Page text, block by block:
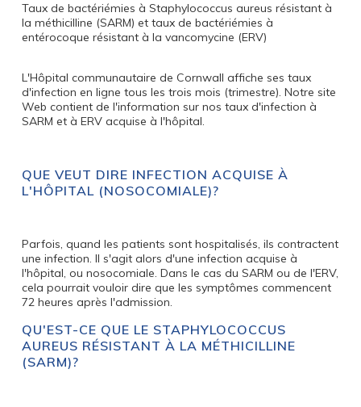
Taux de bactériémies à Staphylococcus aureus résistant à
la méthicilline (SARM) et taux de bactériémies à
entérocoque résistant à la vancomycine (ERV)
L'Hôpital communautaire de Cornwall affiche ses taux
d'infection en ligne tous les trois mois (trimestre). Notre site
Web contient de l'information sur nos taux d'infection à
SARM et à ERV acquise à l'hôpital.
QUE VEUT DIRE INFECTION ACQUISE À
L'HÔPITAL (NOSOCOMIALE)?
Parfois, quand les patients sont hospitalisés, ils contractent
une infection. Il s'agit alors d'une infection acquise à
l'hôpital, ou nosocomiale. Dans le cas du SARM ou de l'ERV,
cela pourrait vouloir dire que les symptômes commencent
72 heures après l'admission.
QU'EST-CE QUE LE STAPHYLOCOCCUS
AUREUS RÉSISTANT À LA MÉTHICILLINE
(SARM)?